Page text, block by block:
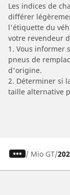
Les indices de
différer
l'étiquette du
votre revendeur
1. Vous informer
pneus de
d'origine.
2. Déterminer si
taille alternative
/ Mio GT